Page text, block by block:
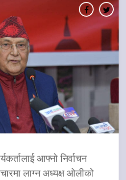
आफ्नो निर्वाचन
लाग्न अध्यक्ष ओलीको